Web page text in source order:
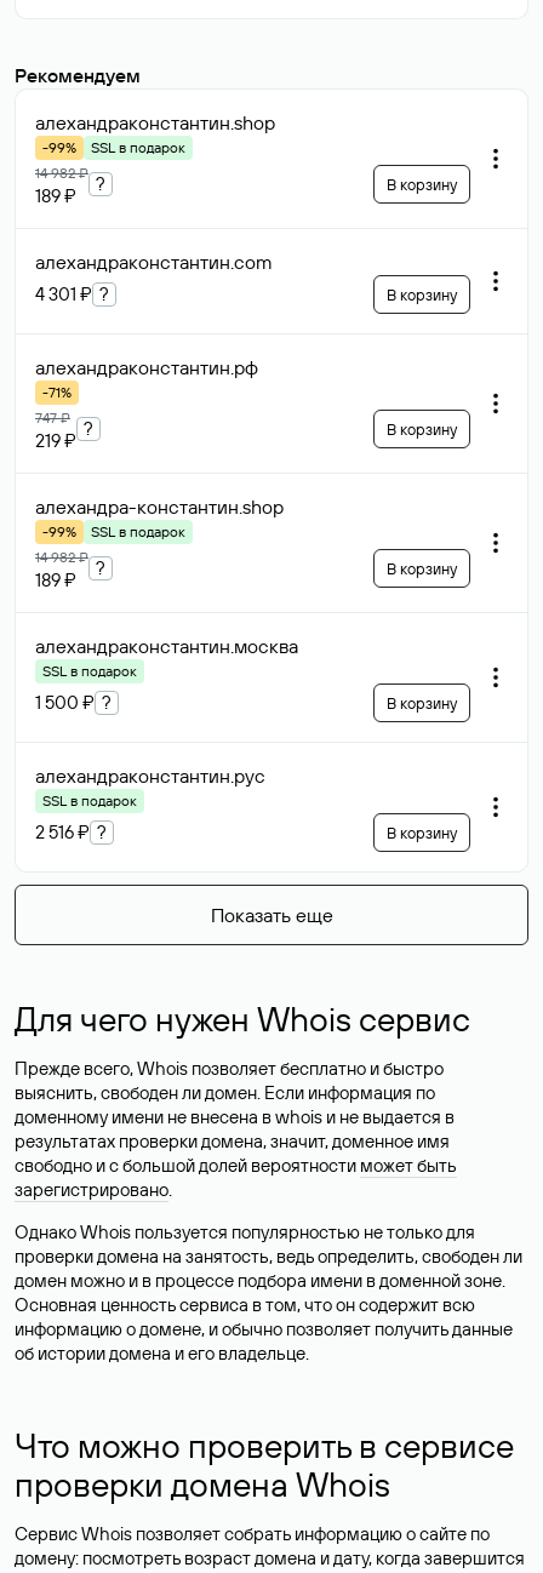
Рекомендуем
алехандраконстантин.shop
-99%
SSL в подарок
14 982 ₽
189 ₽
? В корзину
алехандраконстантин.com
4 301 ₽ ? В корзину
алехандраконстантин.рф
-71%
747 ₽
219 ₽
? В корзину
алехандра-константин.shop
-99%
SSL в подарок
14 982 ₽
189 ₽
? В корзину
алехандраконстантин.москва
SSL в подарок
1 500 ₽ ? В корзину
алехандраконстантин.рус
SSL в подарок
2 516 ₽ ? В корзину
Показать еще
Для чего нужен Whois сервис
Прежде всего, Whois позволяет бесплатно и быстро
выяснить, свободен ли домен. Если информация по
доменному имени не внесена в whois и не выдается в
результатах проверки домена, значит, доменное имя
свободно и с большой долей вероятности может быть
зарегистрировано.
Однако Whois пользуется популярностью не только для
проверки домена на занятость, ведь определить, свободен ли
домен можно и в процессе подбора имени в доменной зоне.
Основная ценность сервиса в том, что он содержит всю
информацию о домене, и обычно позволяет получить данные
об истории домена и его владельце.
Что можно проверить в сервисе
проверки домена Whois
Сервис Whois позволяет собрать информацию о сайте по
домену: посмотреть возраст домена и дату, когда завершится